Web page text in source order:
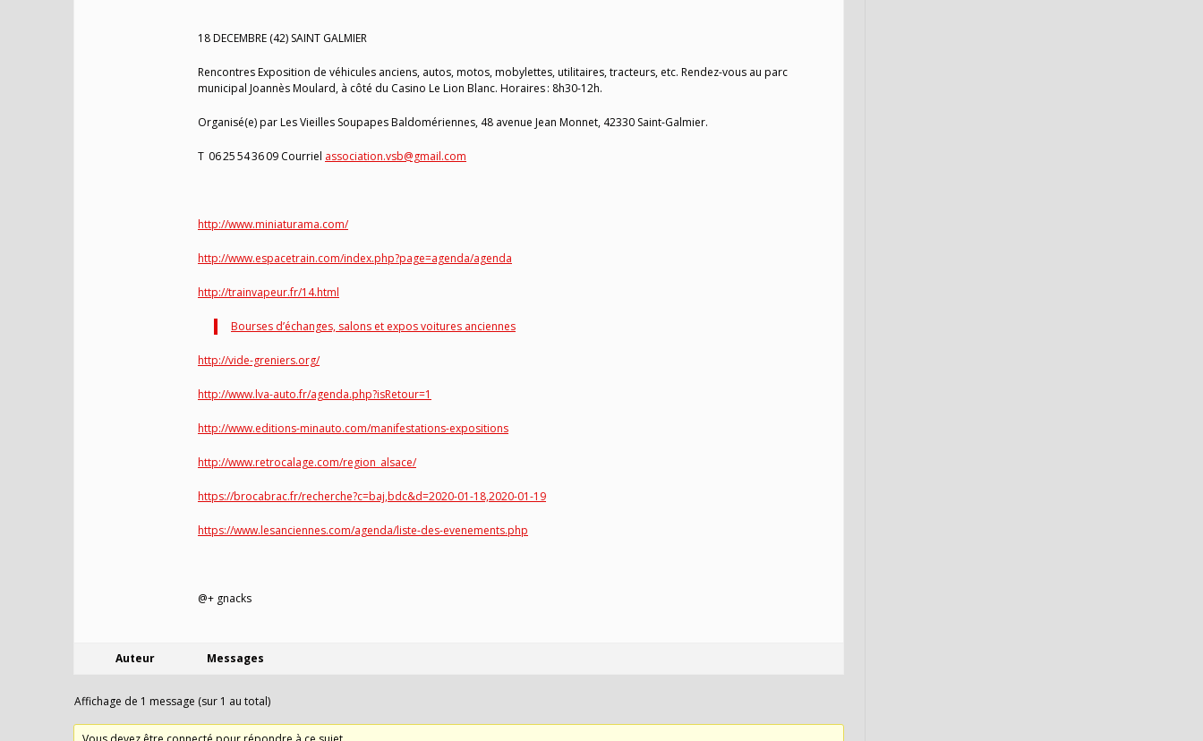
18 DECEMBRE (42) SAINT GALMIER
Rencontres Exposition de véhicules anciens, autos, motos, mobylettes, utilitaires, tracteurs, etc. Rendez-vous au parc
municipal Joannès Moulard, à côté du Casino Le Lion Blanc. Horaires : 8h30-12h.
Organisé(e) par Les Vieilles Soupapes Baldomériennes, 48 avenue Jean Monnet, 42330 Saint-Galmier.
T 06 25 54 36 09 Courriel association.vsb@gmail.com
http://www.miniaturama.com/
http://www.espacetrain.com/index.php?page=agenda/agenda
http://trainvapeur.fr/14.html
Bourses d’échanges, salons et expos voitures anciennes
http://vide-greniers.org/
http://www.lva-auto.fr/agenda.php?isRetour=1
http://www.editions-minauto.com/manifestations-expositions
http://www.retrocalage.com/region_alsace/
https://brocabrac.fr/recherche?c=baj,bdc&d=2020-01-18,2020-01-19
https://www.lesanciennes.com/agenda/liste-des-evenements.php
@+ gnacks
Auteur Messages
Affichage de 1 message (sur 1 au total)